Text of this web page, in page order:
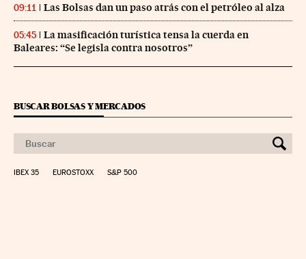
09:11 Las Bolsas dan un paso atrás con el petróleo al alza
05:45
La masificación turística tensa la cuerda en
Baleares: “Se legisla contra nosotros”
BUSCAR BOLSAS Y MERCADOS
IBEX 35 EUROSTOXX S&P 500